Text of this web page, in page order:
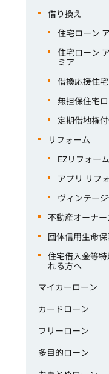
借り換え
住宅ローン
住宅ローン
ミア
借換応援住
無担保住宅
定期借地権
リフォーム
EZリフォー
アプリ リフ
ヴィンテー
不動産オーナー
団体信用生命保
住宅借入金等
れる方へ
マイカーローン
カードローン
フリーローン
多目的ローン